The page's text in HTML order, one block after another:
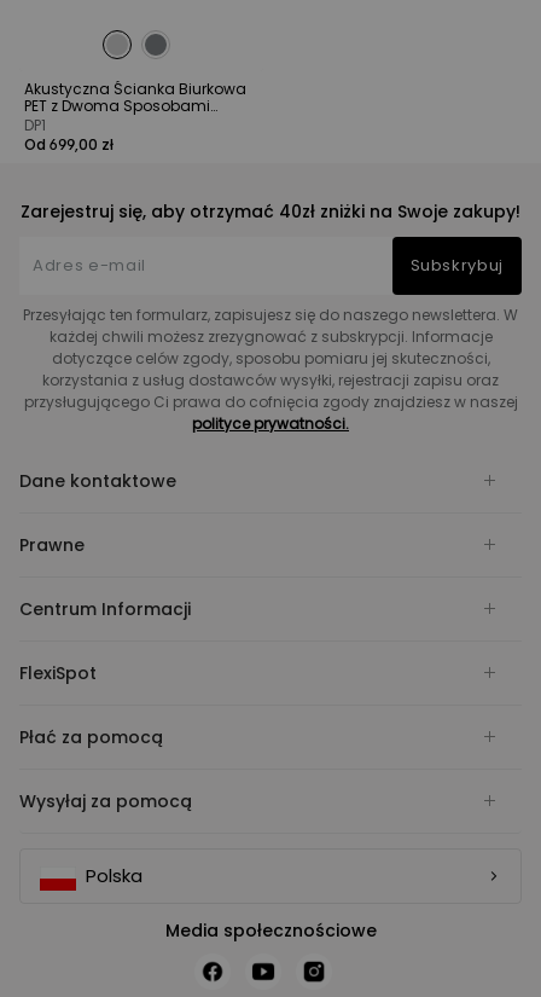
Akustyczna Ścianka Biurkowa
PET z Dwoma Sposobami
Montażu
DP1
Od 699,00 zł
Zarejestruj się, aby otrzymać 40zł zniżki na Swoje zakupy!
Subskrybuj
Przesyłając ten formularz, zapisujesz się do naszego newslettera. W
każdej chwili możesz zrezygnować z subskrypcji. Informacje
dotyczące celów zgody, sposobu pomiaru jej skuteczności,
korzystania z usług dostawców wysyłki, rejestracji zapisu oraz
przysługującego Ci prawa do cofnięcia zgody znajdziesz w naszej
polityce prywatności.
Dane kontaktowe
Prawne
Centrum Informacji
FlexiSpot
Płać za pomocą
Wysyłaj za pomocą
Polska
Media społecznościowe